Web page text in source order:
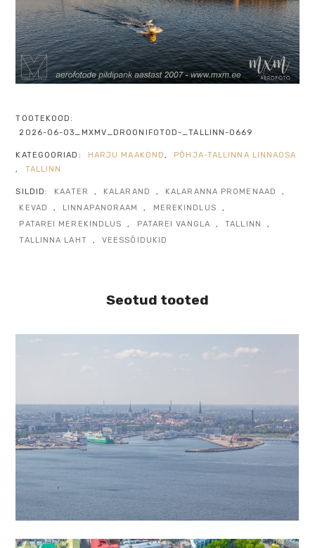
TOOTEKOOD:
2026-06-03_MXMV_DROONIFOTOD-_TALLINN-0669
KATEGOORIAD: HARJU MAAKOND,
PÕHJA-TALLINNA LINNAOSA
,
TALLINN
SILDID: KAATER , KALARAND , KALARANNA PROMENAAD
,
KEVAD
, LINNAPANORAAM , MEREKINDLUS
,
PATAREI MEREKINDLUS
, PATAREI VANGLA , TALLINN
,
TALLINNA LAHT
, VEESSÕIDUKID
Seotud tooted